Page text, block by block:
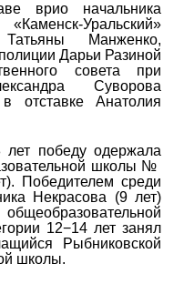
врио начальника
Уральский»
Манженко,
Дарьи Разиной
совета при
Суворова
отставке Анатолия
лет победу одержала
школы №
Победителем среди
Некрасова (9 лет)
12−14 лет занял
Рыбниковской
школы.